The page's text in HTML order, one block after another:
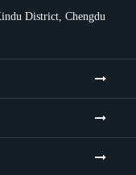
District, Chengdu